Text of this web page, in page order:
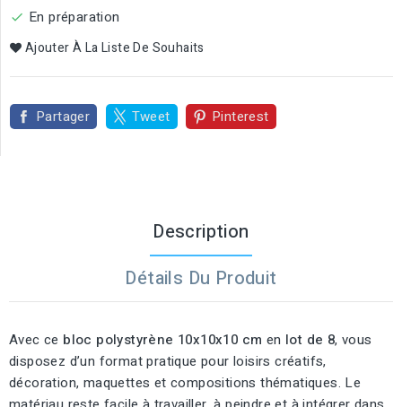
 En préparation
Ajouter À La Liste De Souhaits
Partager Tweet Pinterest
Description
Détails Du Produit
Avec ce bloc polystyrène 10x10x10 cm en lot de 8, vous
disposez d’un format pratique pour loisirs créatifs,
décoration, maquettes et compositions thématiques. Le